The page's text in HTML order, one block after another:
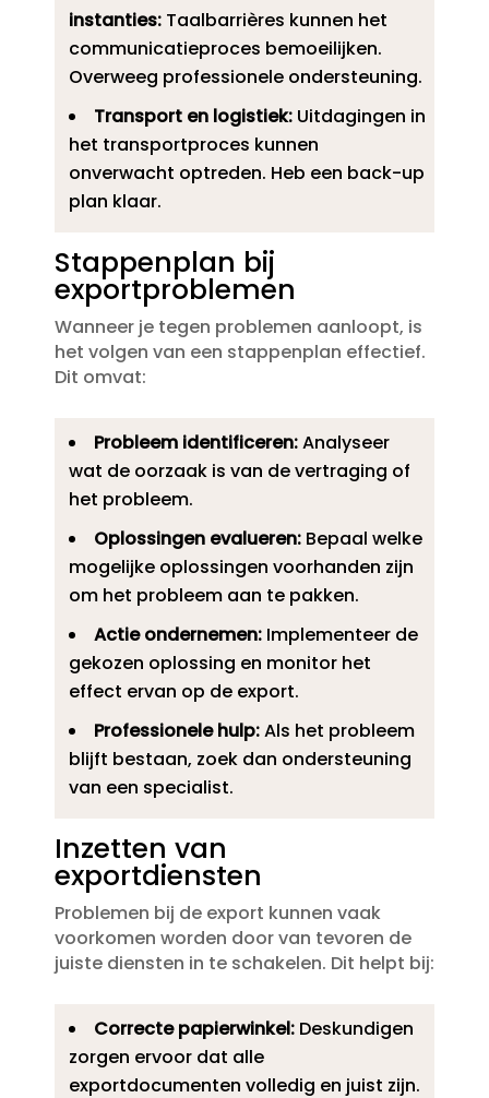
instanties:Taalbarrières kunnen het
communicatieproces bemoeilijken.​
Overweeg professionele ondersteuning.​
Transport en logistiek:Uitdagingen in
het transportproces kunnen
onverwacht optreden.​ Heb een back-up
plan klaar.​
Stappenplan bij
exportproblemen
Wanneer je tegen problemen aanloopt, is
het volgen van een stappenplan effectief.​
Dit omvat:
Probleem identificeren:Analyseer
wat de oorzaak is van de vertraging of
het probleem.​
Oplossingen evalueren:Bepaal welke
mogelijke oplossingen voorhanden zijn
om het probleem aan te pakken.​
Actie ondernemen:Implementeer de
gekozen oplossing en monitor het
effect ervan op de export.​
Professionele hulp:Als het probleem
blijft bestaan, zoek dan ondersteuning
van een specialist.​
Inzetten van
exportdiensten
Problemen bij de export kunnen vaak
voorkomen worden door van tevoren de
juiste diensten in te schakelen.​ Dit helpt bij:
Correcte papierwinkel:Deskundigen
zorgen ervoor dat alle
exportdocumenten volledig en juist zijn.​